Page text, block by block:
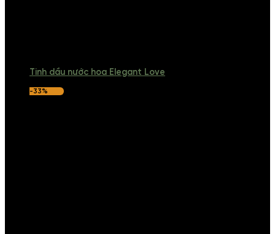
Tinh dầu nước hoa Elegant Love
-33%